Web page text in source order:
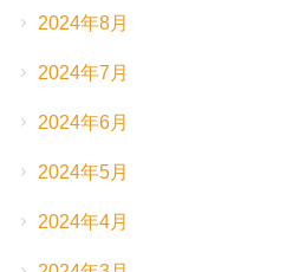
2024年8月
2024年7月
2024年6月
2024年5月
2024年4月